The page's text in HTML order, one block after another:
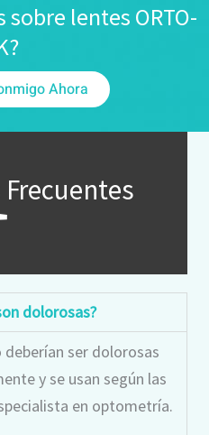
sobre lentes ORTO-
Ahora
Frecuentes
dolorosas?
ser dolorosas
y se usan según las
en optometría.